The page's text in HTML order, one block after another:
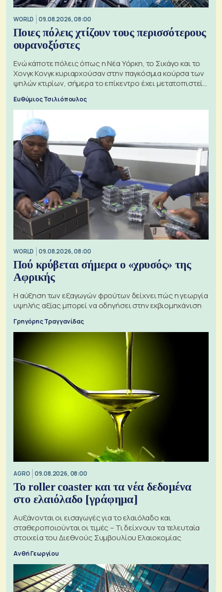
WORLD 09.08.2026, 08:00
Ποιες πόλεις χτίζουν τους περισσότερους
ουρανοξύστες
Ενώ κάποτε πόλεις όπως η Νέα Υόρκη, το Σικάγο και το
Χονγκ Κονγκ κυριαρχούσαν στην παγκόσμια κούρσα των
ψηλών κτιρίων, σήμερα το επίκεντρο έχει μετατοπιστεί
Ευθύμιος Τσιλιόπουλος
WORLD 09.08.2026, 08:00
Πού κρύβεται σήμερα ο «χρυσός» της
Αφρικής
Η αύξηση των εξαγωγών φρούτων δείχνει πώς η γεωργία
υψηλής αξίας μπορεί να οδηγήσει στην εκβιομηχάνιση
Γρηγόρης Τραγγανίδας
AGRO 09.08.2026, 08:00
Το roller coaster και τα νέα δεδομένα
στο ελαιόλαδο [γράφημα]
Αυξάνονται οι εισαγωγές για το ελαιόλαδο και
σταθεροποιούνται οι τιμές – Τι δείχνουν τα τελευταία
στοιχεία του Διεθνούς Συμβουλίου Ελαιοκομίας
Ανθή Γεωργίου